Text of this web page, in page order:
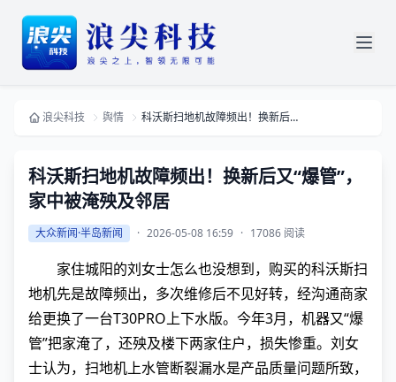
浪尖科技 舆情 科沃斯扫地机故障频出！换新后又“爆管”，家中被淹殃及邻居
科沃斯扫地机故障频出！换新后又“爆管”，
家中被淹殃及邻居
大众新闻·半岛新闻 · 2026-05-08 16:59 · 17086 阅读
家住城阳的刘女士怎么也没想到，购买的科沃斯扫
地机先是故障频出，多次维修后不见好转，经沟通商家
给更换了一台T30PRO上下水版。今年3月，机器又“爆
管”把家淹了，还殃及楼下两家住户，损失惨重。刘女
士认为，扫地机上水管断裂漏水是产品质量问题所致，